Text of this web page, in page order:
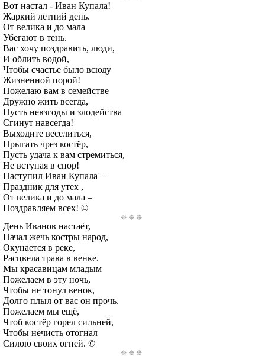
Вот настал - Иван Купала!
Жаркий летний день.
От велика и до мала
Убегают в тень.
Вас хочу поздравить, люди,
И облить водой,
Чтобы счастье было всюду
Жизненной порой!
Пожелаю вам в семействе
Дружно жить всегда,
Пусть невзгоды и злодейства
Сгинут навсегда!
Выходите веселиться,
Прыгать чрез костёр,
Пусть удача к вам стремиться,
Не вступая в спор!
Наступил Иван Купала –
Праздник для утех ,
От велика и до мала –
Поздравляем всех! ©
День Иванов настаёт,
Начал жечь костры народ,
Окунается в реке,
Расцвела трава в венке.
Мы красавицам младым
Пожелаем в эту ночь,
Чтобы не тонул венок,
Долго плыл от вас он прочь.
Пожелаем мы ещё,
Чтоб костёр горел сильней,
Чтобы нечисть отогнал
Силою своих огней. ©